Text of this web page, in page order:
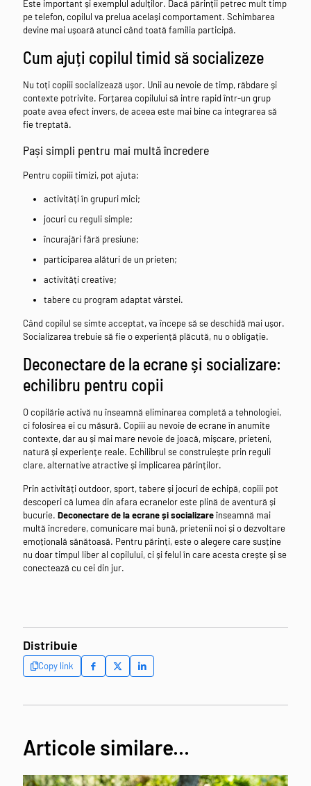
Este important și exemplul adulților. Dacă părinții petrec mult timp
pe telefon, copilul va prelua același comportament. Schimbarea
devine mai ușoară atunci când toată familia participă.
Cum ajuți copilul timid să socializeze
Nu toți copiii socializează ușor. Unii au nevoie de timp, răbdare și
contexte potrivite. Forțarea copilului să intre rapid într-un grup
poate avea efect invers, de aceea este mai bine ca integrarea să
fie treptată.
Pași simpli pentru mai multă încredere
Pentru copiii timizi, pot ajuta:
activități în grupuri mici;
jocuri cu reguli simple;
încurajări fără presiune;
participarea alături de un prieten;
activități creative;
tabere cu program adaptat vârstei.
Când copilul se simte acceptat, va începe să se deschidă mai ușor.
Socializarea trebuie să fie o experiență plăcută, nu o obligație.
Deconectare de la ecrane și socializare:
echilibru pentru copii
O copilărie activă nu înseamnă eliminarea completă a tehnologiei,
ci folosirea ei cu măsură. Copiii au nevoie de ecrane în anumite
contexte, dar au și mai mare nevoie de joacă, mișcare, prieteni,
natură și experiențe reale. Echilibrul se construiește prin reguli
clare, alternative atractive și implicarea părinților.
Prin activități outdoor, sport, tabere și jocuri de echipă, copiii pot
descoperi că lumea din afara ecranelor este plină de aventură și
bucurie. Deconectare de la ecrane și socializareînseamnă mai
multă încredere, comunicare mai bună, prietenii noi și o dezvoltare
emoțională sănătoasă. Pentru părinți, este o alegere care susține
nu doar timpul liber al copilului, ci și felul în care acesta crește și se
conectează cu cei din jur.
Distribuie
Copy link
Articole similare...